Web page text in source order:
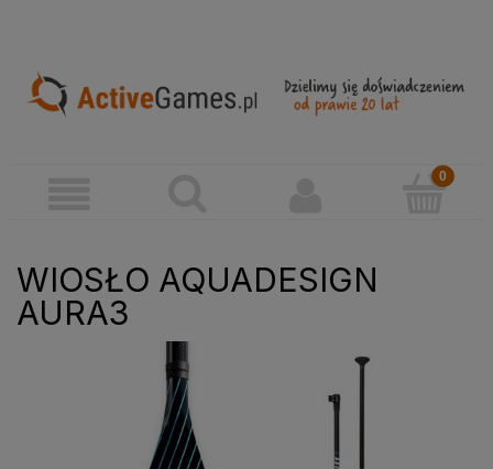
WIOSŁO AQUADESIGN
AURA3